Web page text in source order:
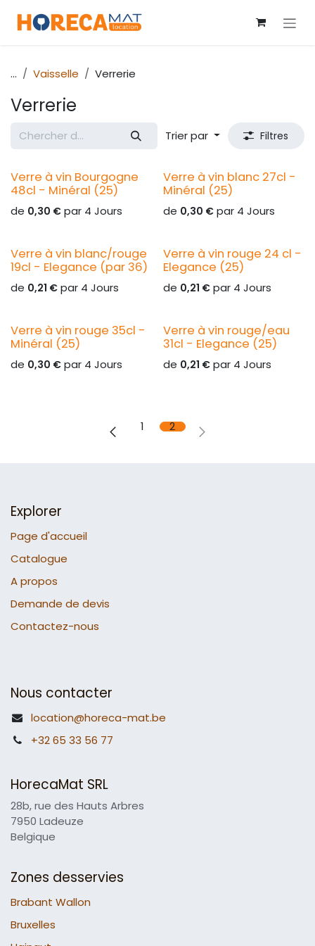
... Vaisselle Verrerie
Verrerie
Trier par Filtres
Verre à vin Bourgogne
48cl - Minéral (25)
de 0,30 € par 4 Jours
Verre à vin blanc 27cl -
Minéral (25)
de 0,30 € par 4 Jours
Verre à vin blanc/rouge
19cl - Elegance (par 36)
de 0,21 € par 4 Jours
Verre à vin rouge 24 cl -
Elegance (25)
de 0,21 € par 4 Jours
Verre à vin rouge 35cl -
Minéral (25)
de 0,30 € par 4 Jours
Verre à vin rouge/eau
31cl - Elegance (25)
de 0,21 € par 4 Jours
1 2
Explorer
Page d'accueil
Catalogue
A propos
Demande de devis
Contactez-nous
Nous contacter
location@horeca-mat.be
+32 65 33 56 77
HorecaMat SRL
28b, rue des Hauts Arbres
7950 Ladeuze
Belgique
Zones desservies
Brabant Wallon
Bruxelles